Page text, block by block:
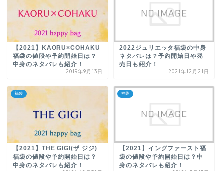
【2021】KAORU×COHAKU
福袋の値段や予約開始日は？
中身のネタバレも紹介！
2019年9月13日
2022ジュリエッタ福袋の中身
ネタバレは？予約開始日や発
売日も紹介！
2021年12月21日
福袋
【2021】THE GIGI(ザ ジジ)
福袋の値段や予約開始日は？
中身のネタバレも紹介！
福袋
【2021】イングファースト福
袋の値段や予約開始日は？中
身のネタバレも紹介！